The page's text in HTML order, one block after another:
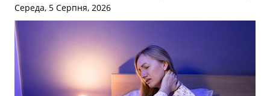
Середа, 5 Серпня, 2026